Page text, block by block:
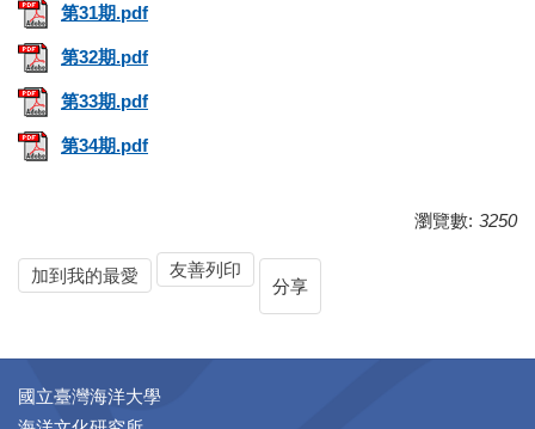
第31期.pdf
第32期.pdf
第33期.pdf
第34期.pdf
瀏覽數: 3250
加到我的最愛
友善列印
分享
國立臺灣海洋大學